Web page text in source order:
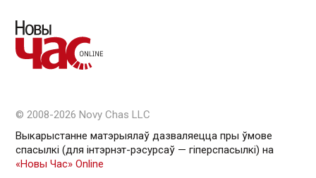
© 2008-2026 Novy Chas LLC
Выкарыстанне матэрыялаў дазваляецца пры ўмове
спасылкі (для інтэрнэт-рэсурсаў — гiперспасылкi) на
«Новы Час» Online